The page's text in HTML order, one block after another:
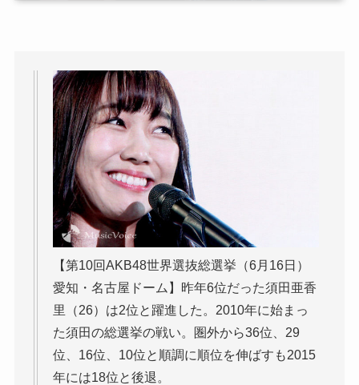
【第10回AKB48世界選抜総選挙（6月16日）
愛知・名古屋ドーム】昨年6位だった須田亜香
里（26）は2位と躍進した。2010年に始まっ
た須田の総選挙の戦い。圏外から36位、29
位、16位、10位と順調に順位を伸ばすも2015
年には18位と後退。